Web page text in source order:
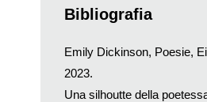
Bibliografia
Emily Dickinson, Poesie,
2023.
Una silhoutte della